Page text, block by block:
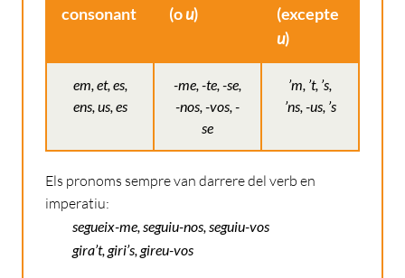
consonant
(ou)
(excepte
u)
em, et, es,
ens, us, es
-me, -te, -se,
-nos, -vos, -
se
’m, ’t, ’s,
’ns, -us, ’s
Els pronoms sempre van darrere del verb en
imperatiu:
segueix-me, seguiu-nos, seguiu-vos
gira’t, giri’s, gireu-vos